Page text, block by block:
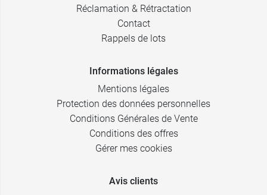
Réclamation & Rétractation
Contact
Rappels de lots
Informations légales
Mentions légales
Protection des données personnelles
Conditions Générales de Vente
Conditions des offres
Gérer mes cookies
Avis clients